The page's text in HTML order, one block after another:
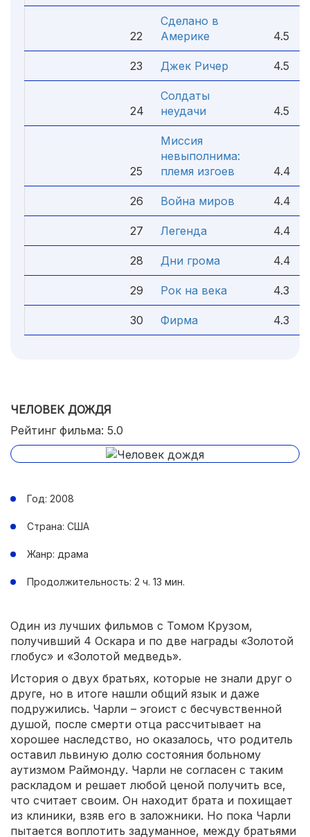
22
Сделано в
Америке
4.5
23 Джек Ричер 4.5
24
Солдаты
неудачи
4.5
25
Миссия
невыполнима:
племя изгоев
4.4
26 Война миров 4.4
27 Легенда 4.4
28 Дни грома 4.4
29 Рок на века 4.3
30 Фирма 4.3
ЧЕЛОВЕК ДОЖДЯ
Рейтинг фильма: 5.0
Год: 2008
Страна: США
Жанр: драма
Продолжительность: 2 ч. 13 мин.
Один из лучших фильмов с Томом Крузом,
получивший 4 Оскара и по две награды «Золотой
глобус» и «Золотой медведь».
История о двух братьях, которые не знали друг о
друге, но в итоге нашли общий язык и даже
подружились. Чарли – эгоист с бесчувственной
душой, после смерти отца рассчитывает на
хорошее наследство, но оказалось, что родитель
оставил львиную долю состояния больному
аутизмом Раймонду. Чарли не согласен с таким
раскладом и решает любой ценой получить все,
что считает своим. Он находит брата и похищает
из клиники, взяв его в заложники. Но пока Чарли
пытается воплотить задуманное, между братьями